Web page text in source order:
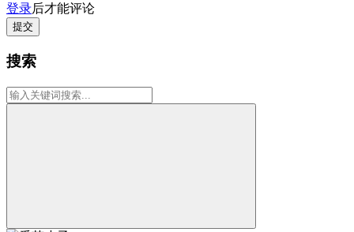
登录后才能评论
提交
搜索